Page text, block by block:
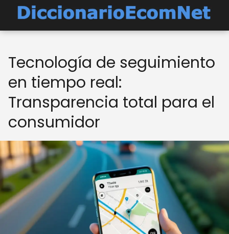
Tecnología de seguimiento
en tiempo real:
Transparencia total para el
consumidor